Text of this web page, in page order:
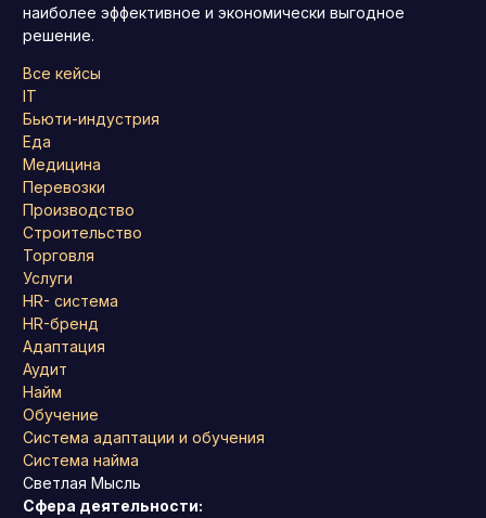
наиболее эффективное и экономически выгодное
решение.
Все кейсы
IT
Бьюти-индустрия
Еда
Медицина
Перевозки
Производство
Строительство
Торговля
Услуги
HR- система
HR-бренд
Адаптация
Аудит
Найм
Обучение
Система адаптации и обучения
Система найма
Светлая Мысль
Сфера деятельности: